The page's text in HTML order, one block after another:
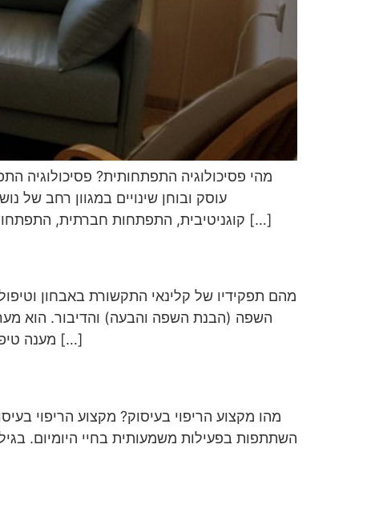
מהי פסיכולוגיה התפתחותית? פסיכולוגיה
עוסק ובוחן שינויים במגוון רחב של
קוגניטיבית, התפתחות חברתית, התפתחות רגשית, יכולת פתרון בעיות, רכישת שפה, הבנה מושגית, הבנה מוסרית וגיבוש הזהות. עבודת הפסיכולוג […]
מהם תפקידיו של קלינאי התקשורת באבחון
השפה (הבנת השפה והבעה) והדיבור. הוא
מענה טיפולי לתינוק בליווי הדרכת הורים. בנוסף, קלינאי התקשורת מבצע הערכה של תפקודי האכילה והבליעה של […]
מהו מקצוע הריפוי בעיסוק? מקצוע הריפוי
השתתפות בפעילות משמעותית בחיי היומיום.